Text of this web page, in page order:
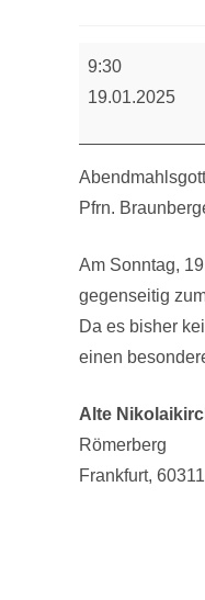
9:30
19.01.2025
Pfrn.
Am Sonntag,
gegenseitig
Da es bisher
einen
Alte
Römerberg
Frankfurt, 60311